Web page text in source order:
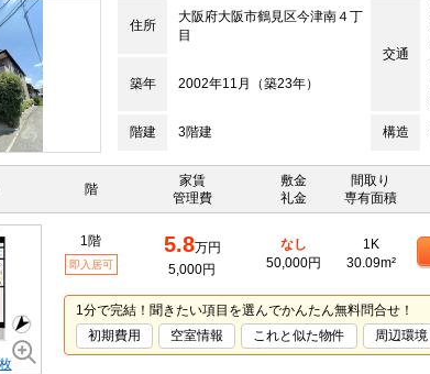
住所
大阪府大阪市鶴見区今津南４丁
目
交通
築年 2002年11月（築23年）
階建 3階建 構造
階
家賃
管理費
敷金
礼金
間取り
専有面積
1階
即入居可
5.8万円
5,000円
なし
50,000円
1K
30.09m²
1分で完結！聞きたい項目を選んでかんたん無料問合せ！
初期費用
空室情報 これと似た物件 周辺環境